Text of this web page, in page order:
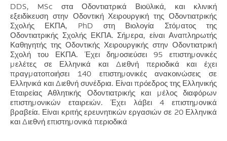
DDS, MSc στα Οδοντιατρικά Βιοϋλικά, και κλινική
εξειδίκευση στην Οδοντική Χειρουργική της Οδοντιατρικής
Σχολής ΕΚΠΑ, PhD στη Βιολογία Στόματος της
Οδοντιατρικής Σχολής ΕΚΠΑ. Σήμερα, είναι Αναπληρωτής
Καθηγητής της Οδοντικής Χειρουργικής στην Οδοντιατρική
Σχολή του ΕΚΠΑ. Έχει δημοσιεύσει 95 επιστημονικές
μελέτες σε Ελληνικά και Διεθνή περιοδικά και έχει
πραγματοποιήσει 140 επιστημονικές ανακοινώσεις σε
Ελληνικά και Διεθνή συνέδρια. Είναι πρόεδρος της Ελληνικής
Εταιρείας Αθλητικής Οδοντιατρικής και μέλος διαφόρων
επιστημονικών εταιρειών. Έχει λάβει 4 επιστημονικά
βραβεία. Είναι κριτής ερευνητικών εργασιών σε 20 Ελληνικά
και Διεθνή επιστημονικά περιοδικά